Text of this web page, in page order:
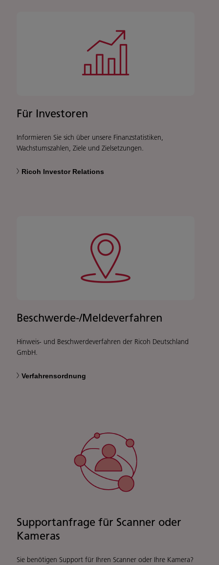
Für Investoren
Informieren Sie sich über unsere Finanzstatistiken,
Wachstumszahlen, Ziele und Zielsetzungen.
Ricoh Investor Relations
Beschwerde-/Meldeverfahren
Hinweis- und Beschwerdeverfahren der Ricoh Deutschland
GmbH.
Verfahrensordnung
Supportanfrage für Scanner oder
Kameras
Sie benötigen Support für Ihren Scanner oder Ihre Kamera?